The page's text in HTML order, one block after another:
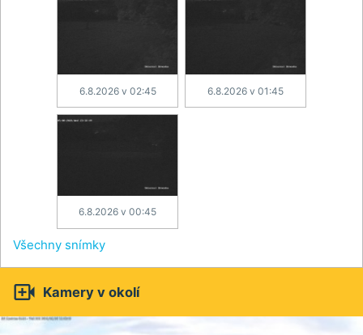
6.8.2026 v 02:45 6.8.2026 v 01:45
6.8.2026 v 00:45
Všechny snímky
 Kamery v okolí